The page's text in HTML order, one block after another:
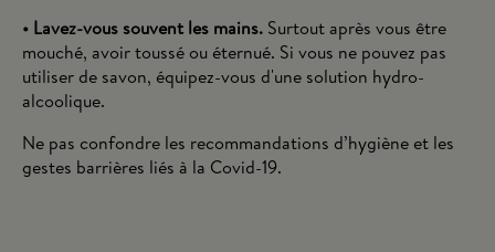
• Lavez-vous souvent les mains. Surtout après vous être
mouché, avoir toussé ou éternué. Si vous ne pouvez pas
utiliser de savon, équipez-vous d'une solution hydro-
alcoolique.
Ne pas confondre les recommandations d’hygiène et les
gestes barrières liés à la Covid-19.